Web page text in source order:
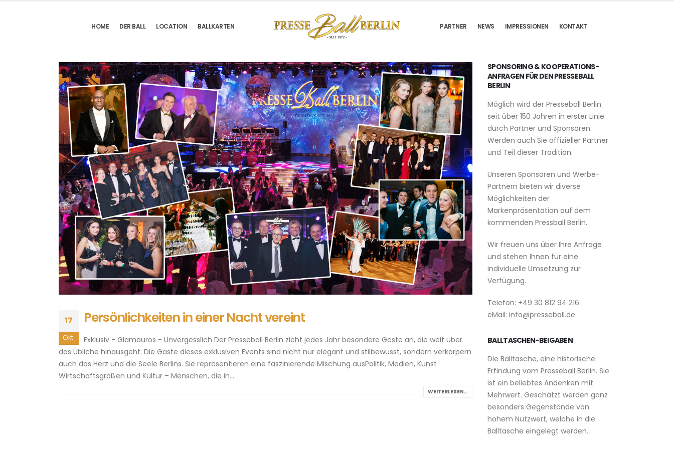
HOME DER BALL LOCATION BALLKARTEN PARTNER NEWS IMPRESSIONEN KONTAKT
17
Okt.
Persönlichkeiten in einer Nacht vereint
Exklusiv - Glamourös - Unvergesslich Der Presseball Berlin zieht jedes Jahr besondere Gäste an, die weit über
das Übliche hinausgeht. Die Gäste dieses exklusiven Events sind nicht nur elegant und stilbewusst, sondern verkörpern
auch das Herz und die Seele Berlins. Sie repräsentieren eine faszinierende Mischung ausPolitik, Medien, Kunst
Wirtschaftsgrößen und Kultur – Menschen, die in...
WEITERLESEN…
SPONSORING & KOOPERATIONS-
ANFRAGEN FÜR DEN PRESSEBALL
BERLIN
Möglich wird der Presseball Berlin
seit über 150 Jahren in erster Linie
durch Partner und Sponsoren.
Werden auch Sie offizieller Partner
und Teil dieser Tradition.
Unseren Sponsoren und Werbe-
Partnern bieten wir diverse
Möglichkeiten der
Markenpräsentation auf dem
kommenden Pressball Berlin.
Wir freuen uns über Ihre Anfrage
und stehen Ihnen für eine
individuelle Umsetzung zur
Verfügung.
Telefon: +49 30 812 94 216
eMail: info@presseball.de
BALLTASCHEN-BEIGABEN
Die Balltasche, eine historische
Erfindung vom Presseball Berlin. Sie
ist ein beliebtes Andenken mit
Mehrwert. Geschätzt werden ganz
besonders Gegenstände von
hohem Nutzwert, welche in die
Balltasche eingelegt werden.